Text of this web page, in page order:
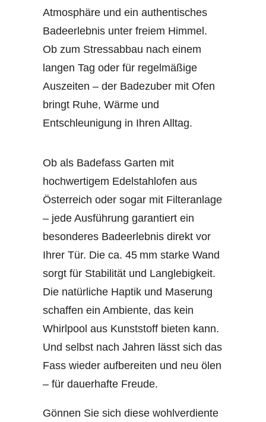
Atmosphäre und ein authentisches
Badeerlebnis unter freiem Himmel.
Ob zum Stressabbau nach einem
langen Tag oder für regelmäßige
Auszeiten – der Badezuber mit Ofen
bringt Ruhe, Wärme und
Entschleunigung in Ihren Alltag.
Ob als Badefass Garten mit
hochwertigem Edelstahlofen aus
Österreich oder sogar mit Filteranlage
– jede Ausführung garantiert ein
besonderes Badeerlebnis direkt vor
Ihrer Tür. Die ca. 45 mm starke Wand
sorgt für Stabilität und Langlebigkeit.
Die natürliche Haptik und Maserung
schaffen ein Ambiente, das kein
Whirlpool aus Kunststoff bieten kann.
Und selbst nach Jahren lässt sich das
Fass wieder aufbereiten und neu ölen
– für dauerhafte Freude.
Gönnen Sie sich diese wohlverdiente